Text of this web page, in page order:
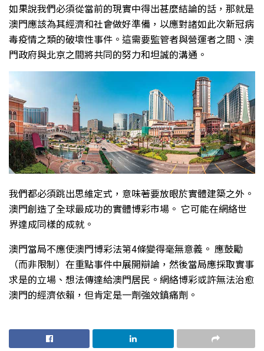
如果說我們必須從當前的現實中得出甚麼結論的話，那就是
澳門應該為其經濟和社會做好準備，以應對諸如此次新冠病
毒疫情之類的破壞性事件。這需要監管者與營運者之間、澳
門政府與北京之間將共同的努力和坦誠的溝通。
我們都必須跳出思維定式，意味著要放眼於實體建築之外。
澳門創造了全球最成功的實體博彩市場。 它可能在網絡世
界達成同樣的成就。
澳門當局不應使澳門博彩法第4條變得毫無意義。 應鼓勵
（而非限制）在重點事件中展開辯論，然後當局應採取實事
求是的立場、想法傳達給澳門居民。網絡博彩或許無法治愈
澳門的經濟依賴，但肯定是一劑強效鎮痛劑。